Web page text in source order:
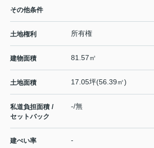
その他条件
土地権利 所有権
建物面積 81.57㎡
土地面積 17.05坪(56.39㎡)
私道負担面積 /
セットバック
-/無
建ぺい率 -